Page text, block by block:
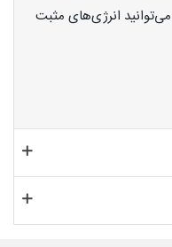
انرژی‌های مثبت